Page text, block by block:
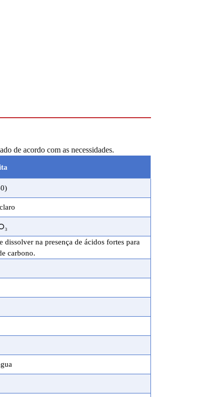
de acordo com as necessidades.
na presença de ácidos fortes para
carbono.